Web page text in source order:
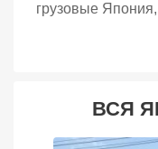
грузовые
ВСЯ